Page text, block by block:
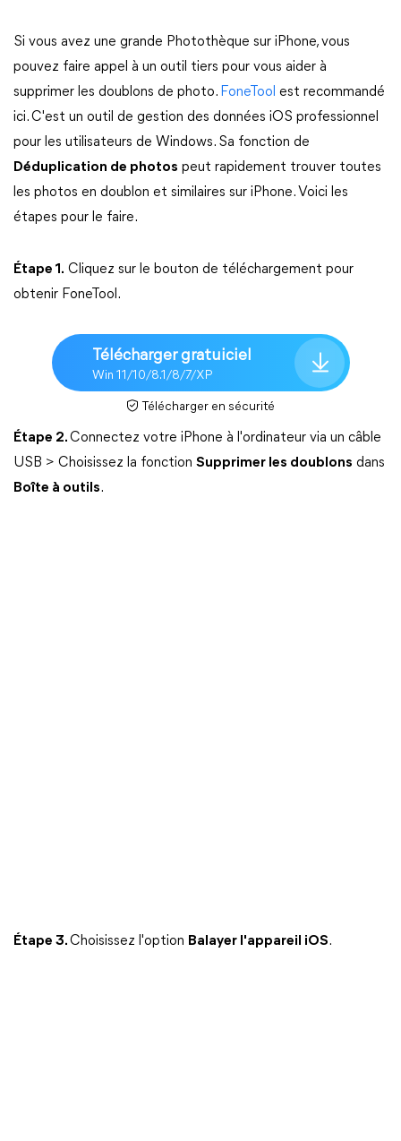
Si vous avez une grande Photothèque sur iPhone, vous
pouvez faire appel à un outil tiers pour vous aider à
supprimer les doublons de photo. FoneTool est recommandé
ici. C'est un outil de gestion des données iOS professionnel
pour les utilisateurs de Windows. Sa fonction de
Déduplication de photos peut rapidement trouver toutes
les photos en doublon et similaires sur iPhone. Voici les
étapes pour le faire.
Étape 1. Cliquez sur le bouton de téléchargement pour
obtenir FoneTool.
Télécharger gratuiciel
Win 11/10/8.1/8/7/XP
Télécharger en sécurité
Étape 2.Connectez votre iPhone à l'ordinateur via un câble
USB > Choisissez la fonction Supprimer les doublons dans
Boîte à outils.
Étape 3.Choisissez l'option Balayer l'appareil iOS.